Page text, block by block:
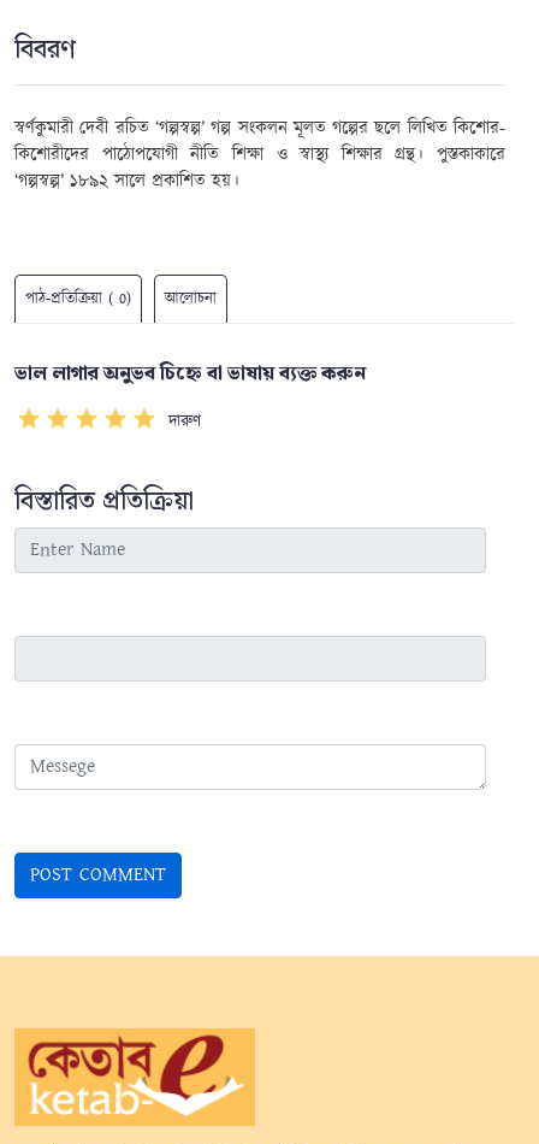
বিবরণ
স্বর্ণকুমারী দেবীরচিত ‘গল্পস্বল্প’ গল্প সংকলন মূলত গল্পের ছলে লিখিত কিশোর-
কিশোরীদের পাঠোপযোগী নীতি শিক্ষা ও স্বাস্থ্য শিক্ষার গ্রন্থ। পুস্তকাকারে
‘গল্পস্বল্প’ ১৮৯২ সালে প্রকাশিত হয়।
পাঠ-প্রতিক্রিয়া ( 0) আলোচনা
ভাল লাগার অনুভব চিহ্নে বা ভাষায় ব্যক্ত করুন
দারুণ
বিস্তারিত প্রতিক্রিয়া